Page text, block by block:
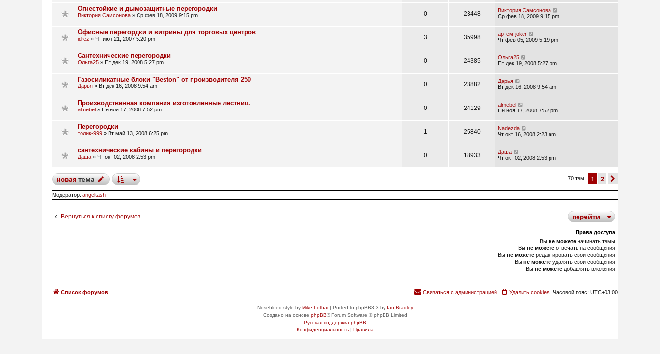
Огнестойкие и дымозащитные перегородки
Виктория Самсонова » Ср фев 18, 2009 9:15 pm 0 23448
Виктория Самсонова
Ср фев 18, 2009 9:15 pm
Офисные перегордки и витрины для торговых центров
idrez » Чт июн 21, 2007 5:20 pm 3 35998
артём-joker
Чт фев 05, 2009 5:19 pm
Сантехнические перегородки
Ольга25 » Пт дек 19, 2008 5:27 pm 0 24385
Ольга25
Пт дек 19, 2008 5:27 pm
Газосиликатные блоки "Beston" от производителя 250
Дарья » Вт дек 16, 2008 9:54 am 0 23882
Дарья
Вт дек 16, 2008 9:54 am
Производственная компания изготовленные лестниц.
almebel » Пн ноя 17, 2008 7:52 pm 0 24129
almebel
Пн ноя 17, 2008 7:52 pm
Перегородки
толик-999 » Вт май 13, 2008 6:25 pm 1 25840
Nadezda
Чт окт 16, 2008 2:23 am
сантехнические кабины и перегородки
Даша » Чт окт 02, 2008 2:53 pm 0 18933
Даша
Чт окт 02, 2008 2:53 pm
новаятема 70 тем 1 2
Модератор: angeltash
Вернуться к списку форумов перейти
Права доступа
Вы не можете начинать темы
Вы не можете отвечать на сообщения
Вы не можете редактировать свои сообщения
Вы не можете удалять свои сообщения
Вы не можете добавлять вложения
Список форумов Часовой пояс: UTC+03:00
Удалить cookies
Связаться с администрацией
Nosebleed style by Mike Lothar| Ported to phpBB3.3 by Ian Bradley
Создано на основе phpBB® Forum Software © phpBB Limited
Русская поддержка phpBB
Конфиденциальность| Правила